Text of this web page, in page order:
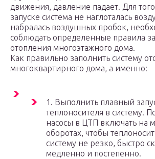
движения, давление падает. Для
запуске система не наглоталась
набралась воздушных пробок,
соблюдать определенные правила
отопления многоэтажного дома.
Как правильно заполнить систему
многоквартирного дома, а именно:
1. Выполнить плавный
теплоносителя в систему.
насосы в ЦТП включать на
оборотах, чтобы
систему не резко, быстро
медленно и постепенно.